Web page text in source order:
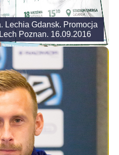
Lechia Gdansk. Promocja
Poznan. 16.09.2016